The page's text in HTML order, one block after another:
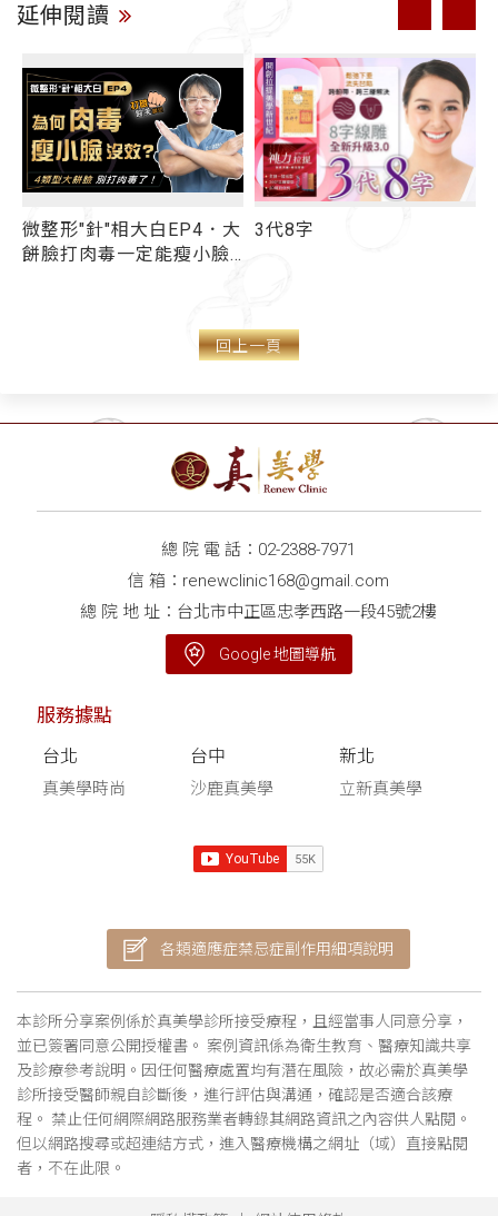
延伸閱讀
微整形"針"相大白EP4．大
餅臉打肉毒一定能瘦小臉
3代8字
回上一頁
總 院 電 話： 02-2388-7971
信 箱： renewclinic168@gmail.com
總 院 地 址：台北市中正區忠孝西路一段45號2樓
Google 地圖導航
服務據點
台北
真美學時尚
台中
沙鹿真美學
新北
立新真美學
各類適應症禁忌症副作用細項說明
本診所分享案例係於真美學診所接受療程，且經當事人同意分享，
並已簽署同意公開授權書。 案例資訊係為衛生教育、醫療知識共享
及診療參考說明。因任何醫療處置均有潛在風險，故必需於真美學
診所接受醫師親自診斷後，進行評估與溝通，確認是否適合該療
程。 禁止任何網際網路服務業者轉錄其網路資訊之內容供人點閱。
但以網路搜尋或超連結方式，進入醫療機構之網址（域）直接點閱
者，不在此限。